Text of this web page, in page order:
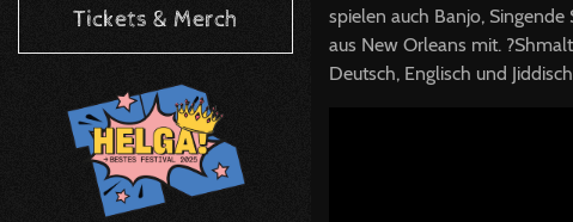
Tickets & Merch
spielen auch Banjo,
aus New Orleans mit.
Deutsch, Englisch und